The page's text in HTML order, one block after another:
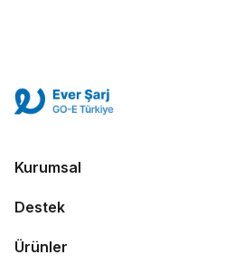
Kurumsal
Destek
Ürünler